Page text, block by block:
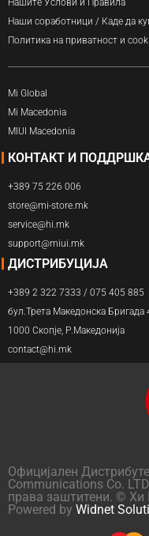
Нашите Услови и Правила
Наши соработници / Каде да
Политика на приватност и
Mi Global
Mi Macedonia
MIUI Macedonia
КОНТАКТ И
+389 75 226 006
store@mi-store.mk
service@hi.mk
support@miui.mk
ДИСТРИБУЦИЈА
+389 2 322 7333 / 075 405 885
бул.Трета Македонска Бригада
1000 Скопје, Р.Македонија
contact@hi.mk
Официјален
Communications Co.
права заштитени. © Хи
Powered by Widnet